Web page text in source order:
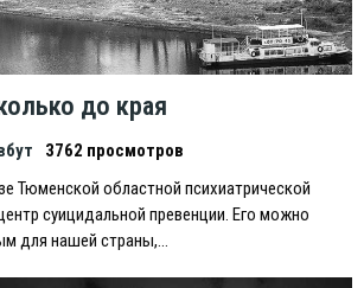
до края
3762 просмотров
Тюменской областной психиатрической
суицидальной превенции. Eго можно
для нашей страны,…